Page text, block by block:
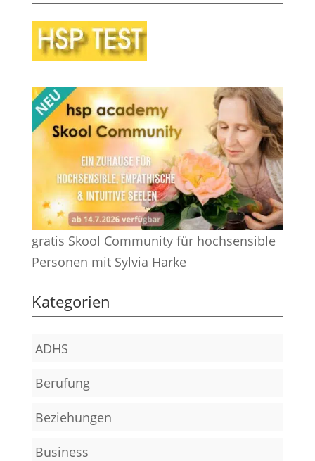
gratis Skool Community für hochsensible
Personen mit Sylvia Harke
Kategorien
ADHS
Berufung
Beziehungen
Business